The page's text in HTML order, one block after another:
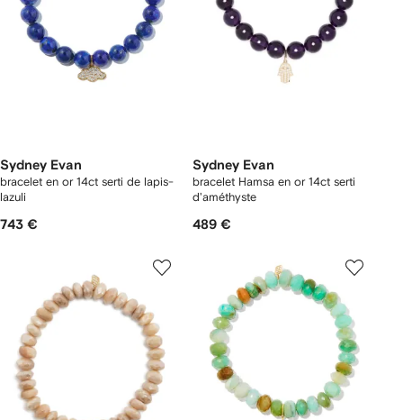
Sydney Evan
bracelet en or 14ct serti de lapis-
lazuli
743 €
Sydney Evan
bracelet Hamsa en or 14ct serti
d'améthyste
489 €